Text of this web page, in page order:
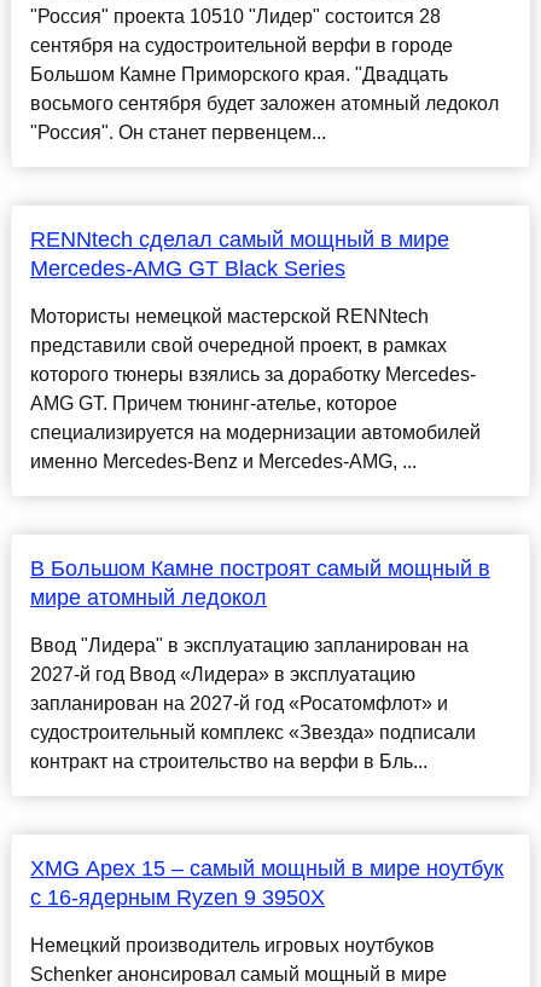
"Россия" проекта 10510 "Лидер" состоится 28
сентября на судостроительной верфи в городе
Большом Камне Приморского края. "Двадцать
восьмого сентября будет заложен атомный ледокол
"Россия". Он станет первенцем...
RENNtech сделал самый мощный в мире
Mercedes-AMG GT Black Series
Мотористы немецкой мастерской RENNtech
представили свой очередной проект, в рамках
которого тюнеры взялись за доработку Mercedes-
AMG GT. Причем тюнинг-ателье, которое
специализируется на модернизации автомобилей
именно Mercedes-Benz и Mercedes-AMG, ...
В Большом Камне построят самый мощный в
мире атомный ледокол
Ввод "Лидера" в эксплуатацию запланирован на
2027-й год Ввод «Лидера» в эксплуатацию
запланирован на 2027-й год «Росатомфлот» и
судостроительный комплекс «Звезда» подписали
контракт на строительство на верфи в Бль...
XMG Apex 15 – самый мощный в мире ноутбук
с 16-ядерным Ryzen 9 3950X
Немецкий производитель игровых ноутбуков
Schenker анонсировал самый мощный в мире